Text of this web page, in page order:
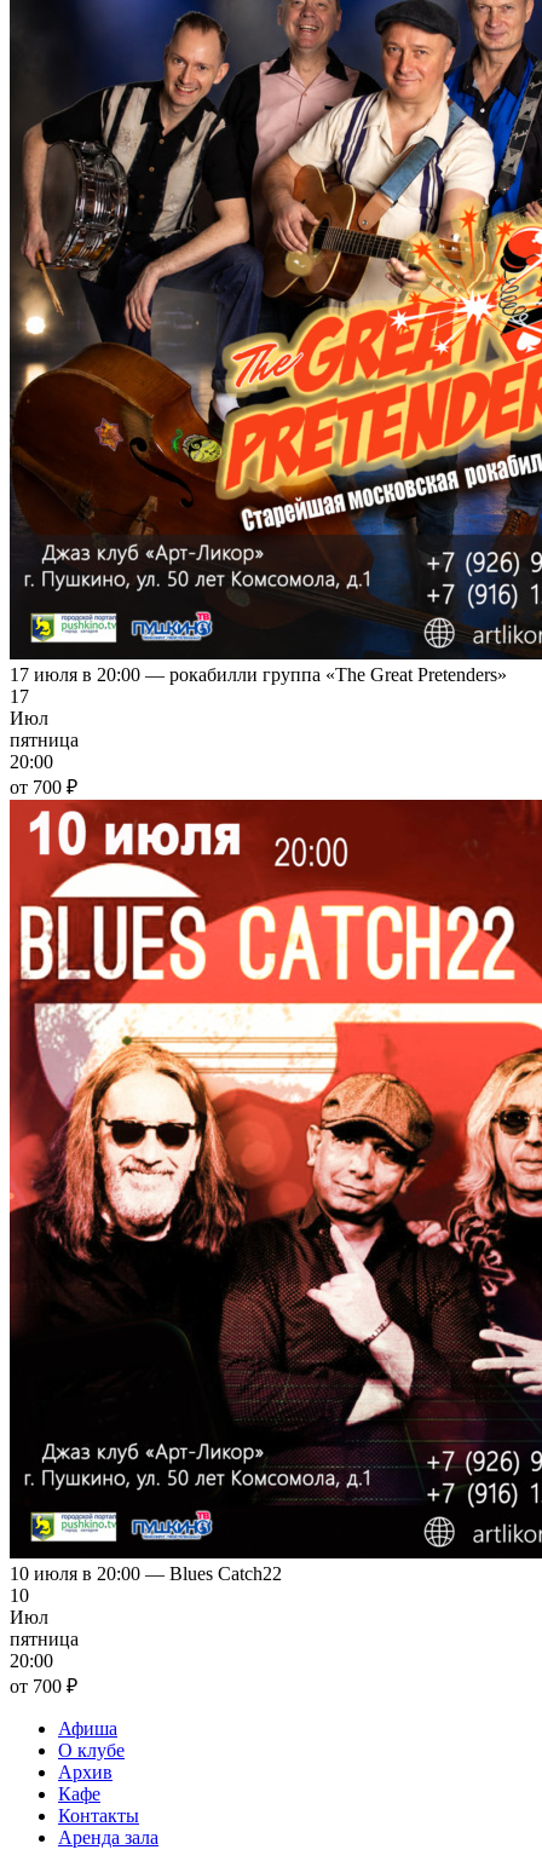
17 июля в 20:00 — рокабилли группа «The Great Pretenders»
17
Июл
пятница
20:00
от 700 ₽
10 июля в 20:00 — Blues Catch22
10
Июл
пятница
20:00
от 700 ₽
Афиша
О клубе
Архив
Кафе
Контакты
Аренда зала